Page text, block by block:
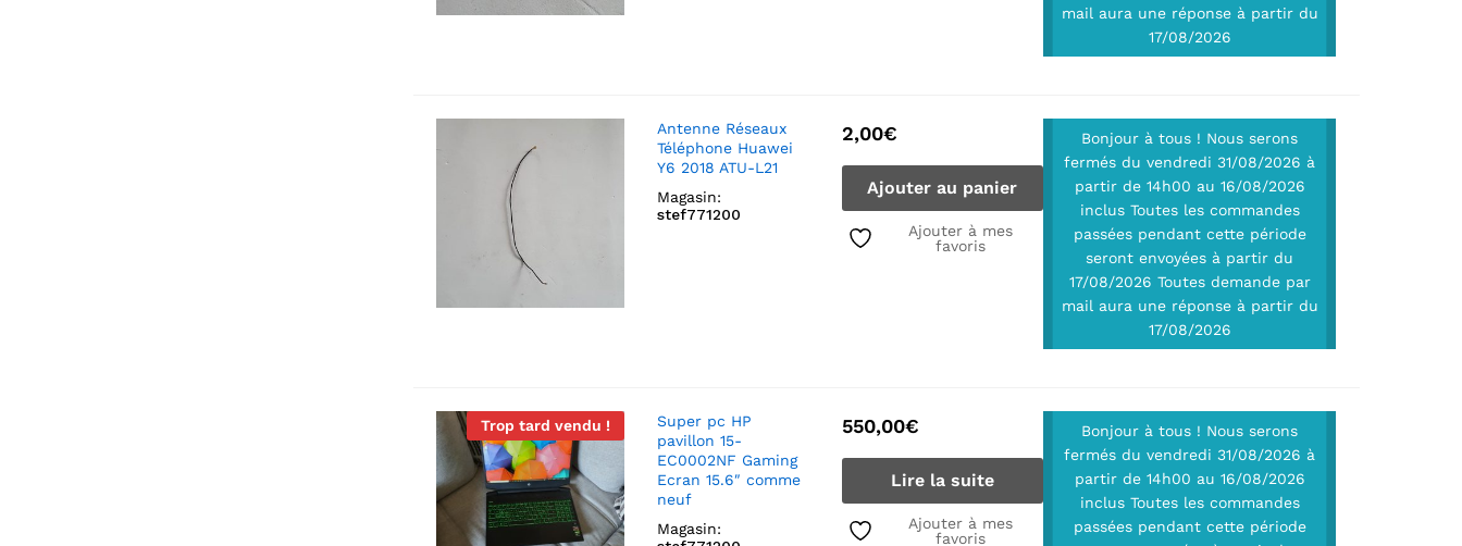
mail aura une réponse à partir du
17/08/2026
Antenne Réseaux
Téléphone Huawei
Y6 2018 ATU-L21
Magasin:
stef771200
2,00€
Ajouter au panier
Ajouter à mes
favoris
Bonjour à tous ! Nous serons
fermés du vendredi 31/08/2026 à
partir de 14h00 au 16/08/2026
inclus Toutes les commandes
passées pendant cette période
seront envoyées à partir du
17/08/2026 Toutes demande par
mail aura une réponse à partir du
17/08/2026
Trop tard vendu !
Super pc HP
pavillon 15-
EC0002NF Gaming
Ecran 15.6″ comme
neuf
Magasin:
550,00€
Lire la suite
Ajouter à mes
favoris
Bonjour à tous ! Nous serons
fermés du vendredi 31/08/2026 à
partir de 14h00 au 16/08/2026
inclus Toutes les commandes
passées pendant cette période